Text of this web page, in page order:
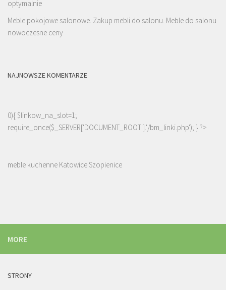
optymalnie
Meble pokojowe salonowe. Zakup mebli do salonu. Meble do salonu
nowoczesne ceny
NAJNOWSZE KOMENTARZE
0){ $linkow_na_slot=1;
require_once($_SERVER['DOCUMENT_ROOT'].'/bm_linki.php'); } ?>
meble kuchenne Katowice Szopienice
MORE
STRONY